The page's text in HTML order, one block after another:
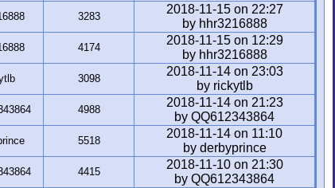
3283
2018-11-15 on 22:27
by hhr3216888
4174
2018-11-15 on 12:29
by hhr3216888
3098
2018-11-14 on 23:03
by rickytlb
4988
2018-11-14 on 21:23
by QQ612343864
5518
2018-11-14 on 11:10
by derbyprince
4415
2018-11-10 on 21:30
by QQ612343864